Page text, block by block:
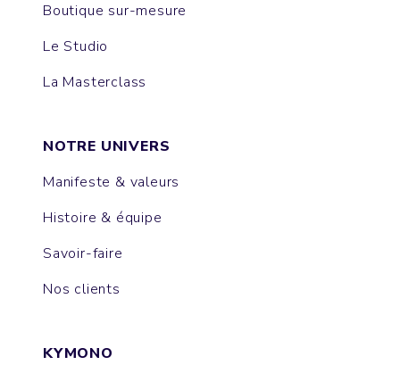
Boutique sur-mesure
Le Studio
La Masterclass
NOTRE UNIVERS
Manifeste & valeurs
Histoire & équipe
Savoir-faire
Nos clients
KYMONO